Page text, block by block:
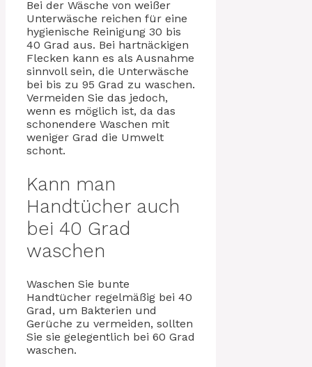
Bei der Wäsche von weißer
Unterwäsche reichen für eine
hygienische Reinigung 30 bis
40 Grad aus. Bei hartnäckigen
Flecken kann es als Ausnahme
sinnvoll sein, die Unterwäsche
bei bis zu 95 Grad zu waschen.
Vermeiden Sie das jedoch,
wenn es möglich ist, da das
schonendere Waschen mit
weniger Grad die Umwelt
schont.
Kann man
Handtücher auch
bei 40 Grad
waschen
Waschen Sie bunte
Handtücher regelmäßig bei 40
Grad, um Bakterien und
Gerüche zu vermeiden, sollten
Sie sie gelegentlich bei 60 Grad
waschen.